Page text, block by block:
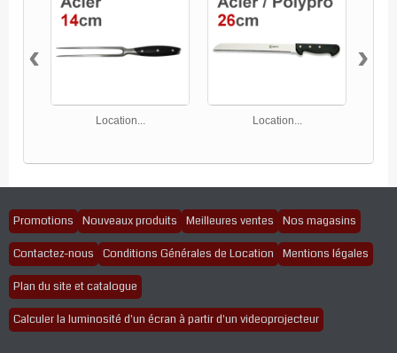
Location... Location...
‹ ›
Promotions Nouveaux produits Meilleures ventes Nos magasins
Contactez-nous Conditions Générales de Location Mentions légales
Plan du site et catalogue
Calculer la luminosité d'un écran à partir d'un videoprojecteur